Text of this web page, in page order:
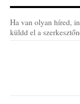
Ha van olyan híred,
küldd el a